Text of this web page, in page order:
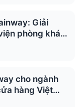
Giải
phòng khám
cho ngành
hàng Việt